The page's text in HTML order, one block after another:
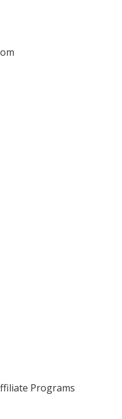
Programs